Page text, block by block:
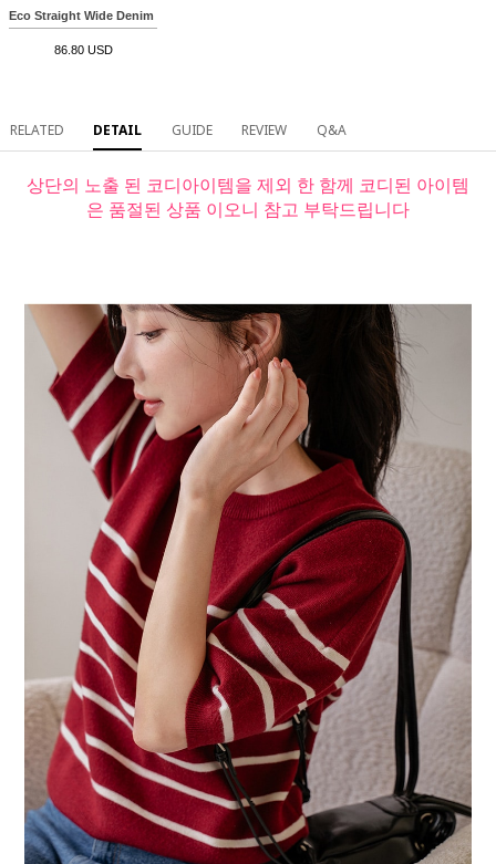
Eco Straight Wide Denim Pants
86.80 USD
RELATED DETAIL GUIDE REVIEW Q&A
상단의 노출 된 코디아이템을 제외 한 함께 코디된 아이템
은 품절된 상품 이오니 참고 부탁드립니다